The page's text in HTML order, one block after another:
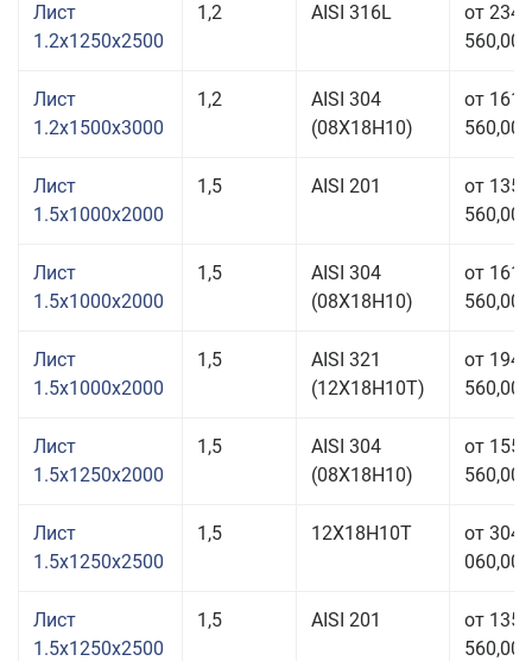
Лист
1.2x1250x2500
1,2 AISI 316L
от 234
560,00
Лист
1.2x1500x3000
1,2
AISI 304
(08Х18Н10)
от 161
560,00
Лист
1.5x1000x2000
1,5 AISI 201
от 135
560,00
Лист
1.5x1000x2000
1,5
AISI 304
(08Х18Н10)
от 161
560,00
Лист
1.5x1000x2000
1,5
AISI 321
(12Х18Н10Т)
от 194
560,00
Лист
1.5x1250x2000
1,5
AISI 304
(08Х18Н10)
от 155
560,00
Лист
1.5x1250x2500
1,5 12Х18Н10Т
от 304
060,00
Лист
1.5x1250x2500
1,5 AISI 201
от 135
560,00